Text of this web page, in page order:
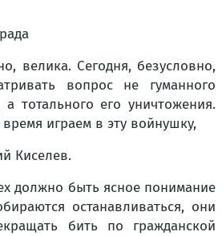
велика. Сегодня, безусловно,
вопрос не гуманного
тотального его уничтожения.
играем в эту войнушку,
Киселев.
должно быть ясное понимание
останавливаться, они
бить по гражданской